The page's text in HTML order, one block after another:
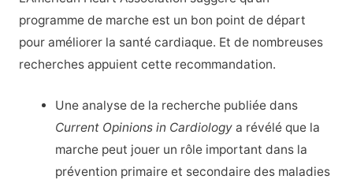
programme de marche est un bon point de départ
pour améliorer la santé cardiaque. Et de nombreuses
recherches appuient cette recommandation.
Une analyse de la recherche publiée dans
Current Opinions in Cardiology a révélé que la
marche peut jouer un rôle important dans la
prévention primaire et secondaire des maladies